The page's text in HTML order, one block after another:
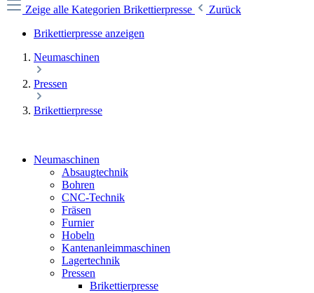
Zeige alle Kategorien Brikettierpresse
Zurück
Brikettierpresse anzeigen
Neumaschinen
Pressen
Brikettierpresse
Neumaschinen
Absaugtechnik
Bohren
CNC-Technik
Fräsen
Furnier
Hobeln
Kantenanleimmaschinen
Lagertechnik
Pressen
Brikettierpresse